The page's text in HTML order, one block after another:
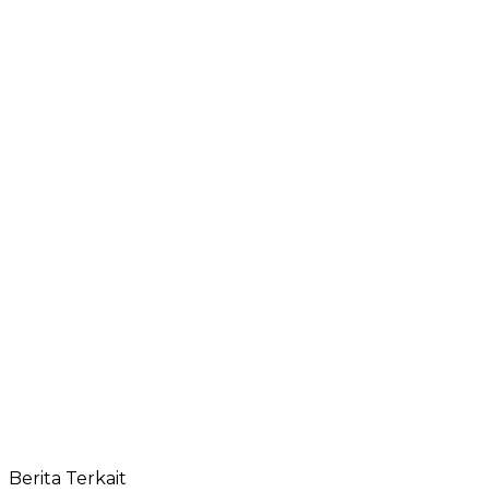
Berita Terkait